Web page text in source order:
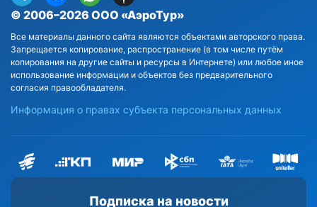
Подписка на новости
© 2006–2026 ООО «АэроТур»
Все материалы данного сайта являются объектами авторского права.
Запрещается копирование, распространение (в том числе путём
копирования на другие сайты и ресурсы в Интернете) или любое иное
использование информации и объектов без предварительного
согласия правообладателя.
Информация о правах субъекта персональных данных